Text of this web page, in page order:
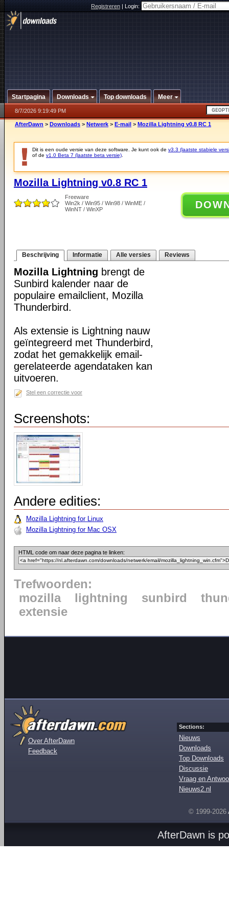
Registreren|Login:
Startpagina Downloads Top downloads Meer
8/7/2026 9:19:49 PM
AfterDawn > Downloads > Netwerk > E-mail > Mozilla Lightning v0.8 RC 1
Dit is een oude versie van deze software. Je kunt ook de v3.3 (laatste stabiele
of de v1.0 Beta 7 (laatste beta versie)
Mozilla Lightning v0.8 RC 1
Freeware
Win2k / Win95 / Win98 / WinME /
WinNT / WinXP
Beschrijving Informatie Alle versies Reviews
Mozilla Lightning brengt de
Sunbird kalender naar de
populaire emailclient, Mozilla
Thunderbird.
Als extensie is Lightning nauw
geïntegreerd met Thunderbird,
zodat het gemakkelijk email-
gerelateerde agendataken kan
uitvoeren.
Stel een correctie voor
Screenshots:
Andere edities:
Mozilla Lightning for Linux
Mozilla Lightning for Mac OSX
HTML code om naar deze pagina te linken:
Trefwoorden:
mozilla
lightning sunbird
extensie
Over AfterDawn
Feedback
Sections:
Nieuws
Downloads
Top Downloads
Discussie
Vraag en
Nieuws2.nl
© 1999-2026
AfterDawn is